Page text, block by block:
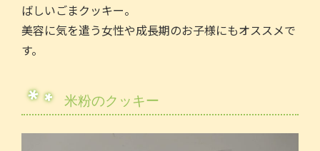
ばしいごまクッキー。
美容に気を遣う女性や成長期のお子様にもオススメで
す。
米粉のクッキー